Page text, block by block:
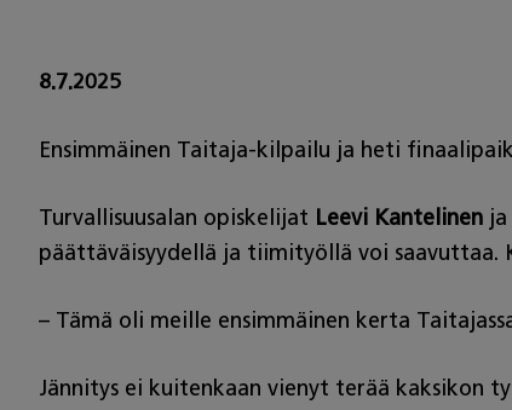
8.7.2025
Ensimmäinen Taitaja-kilpailu ja heti
Turvallisuusalan opiskelijat Leevi Kantelinen ja
päättäväisyydellä ja tiimityöllä voi saavuttaa.
– Tämä oli meille ensimmäinen kerta
Jännitys ei kuitenkaan vienyt terää kaksikon